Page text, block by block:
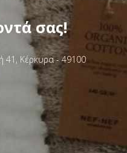
σας!
41, Κέρκυρα - 49100